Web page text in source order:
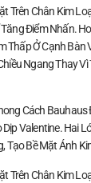
Trên Chân Kim
Điểm Nhấn.
Thấp Ở Cạnh Bàn
Ngang Thay
Cách
Valentine. Hai
Tạo Bề Mặt Ánh
Trên Chân Kim